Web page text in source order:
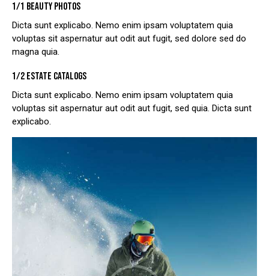
1/1 BEAUTY PHOTOS
Dicta sunt explicabo. Nemo enim ipsam voluptatem quia
voluptas sit aspernatur aut odit aut fugit, sed dolore sed do
magna quia.
1/2 ESTATE CATALOGS
Dicta sunt explicabo. Nemo enim ipsam voluptatem quia
voluptas sit aspernatur aut odit aut fugit, sed quia. Dicta sunt
explicabo.